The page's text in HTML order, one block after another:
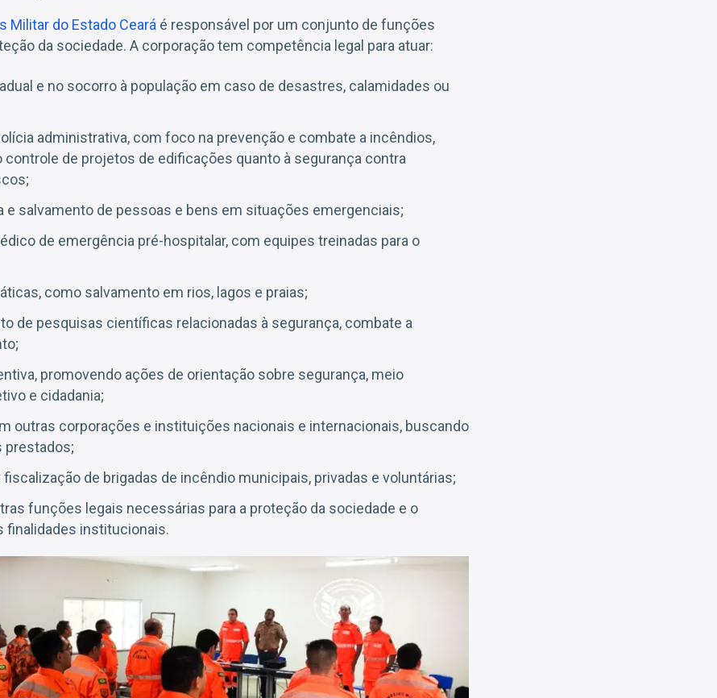
Militar do Estado Ceará é responsável por um conjunto de funções
da sociedade. A corporação tem competência legal para atuar:
e no socorro à população em caso de desastres, calamidades ou
administrativa, com foco na prevenção e combate a incêndios,
controle de projetos de edificações quanto à segurança contra
e salvamento de pessoas e bens em situações emergenciais;
de emergência pré-hospitalar, com equipes treinadas para o
como salvamento em rios, lagos e praias;
de pesquisas científicas relacionadas à segurança, combate a
promovendo ações de orientação sobre segurança, meio
e cidadania;
outras corporações e instituições nacionais e internacionais, buscando
prestados;
de brigadas de incêndio municipais, privadas e voluntárias;
funções legais necessárias para a proteção da sociedade e o
finalidades institucionais.